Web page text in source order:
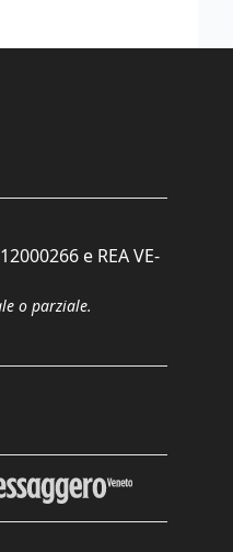
e REA VE-
o parziale.